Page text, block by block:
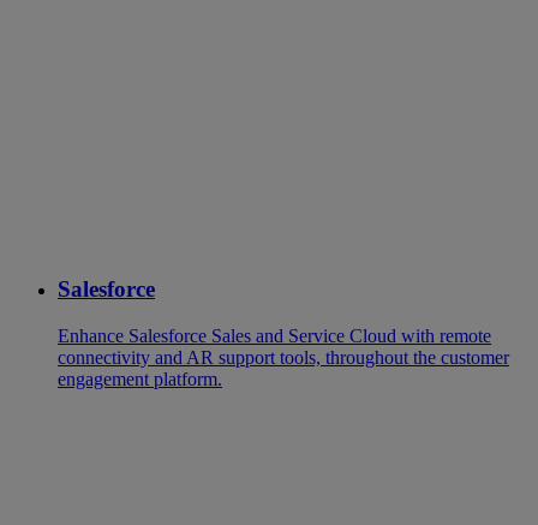
Salesforce
Enhance Salesforce Sales and Service Cloud with remote
connectivity and AR support tools, throughout the customer
engagement platform.